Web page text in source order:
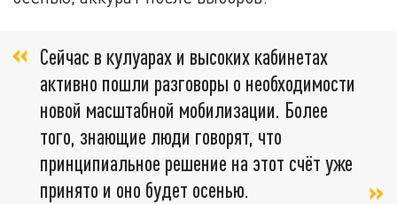
Сейчас в кулуарах и высоких кабинетах
активно пошли разговоры о необходимости
новой масштабной мобилизации. Более
того, знающие люди говорят, что
принципиальное решение на этот счёт уже
принято и оно будет осенью.